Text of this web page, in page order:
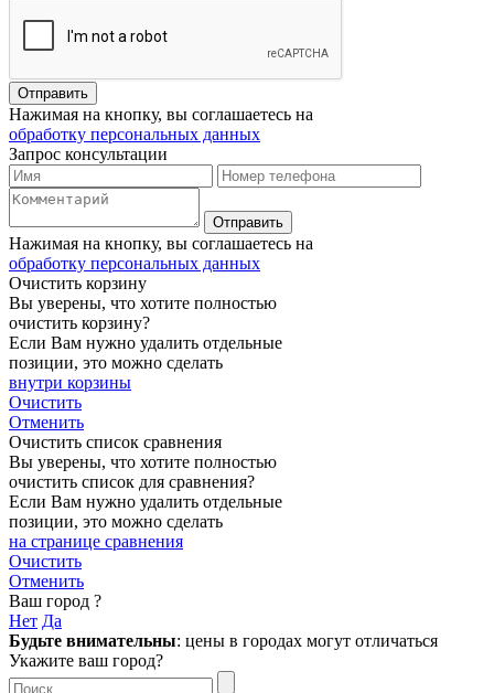
Нажимая на кнопку, вы соглашаетесь на
обработку персональных данных
Запрос консультации
Нажимая на кнопку, вы соглашаетесь на
обработку персональных данных
Очистить корзину
Вы уверены, что хотите полностью
очистить корзину?
Если Вам нужно удалить отдельные
позиции, это можно сделать
внутри корзины
Очистить
Отменить
Очистить список сравнения
Вы уверены, что хотите полностью
очистить список для сравнения?
Если Вам нужно удалить отдельные
позиции, это можно сделать
на странице сравнения
Очистить
Отменить
Ваш город ?
Нет Да
Будьте внимательны: цены в городах могут отличаться
Укажите ваш город?